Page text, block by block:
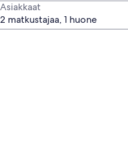
Asiakkaat